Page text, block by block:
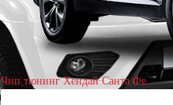
Чип тюнинг Хендай Санта Фе